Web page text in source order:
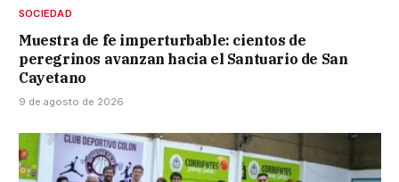
SOCIEDAD
Muestra de fe imperturbable: cientos de
peregrinos avanzan hacia el Santuario de San
Cayetano
9 de agosto de 2026